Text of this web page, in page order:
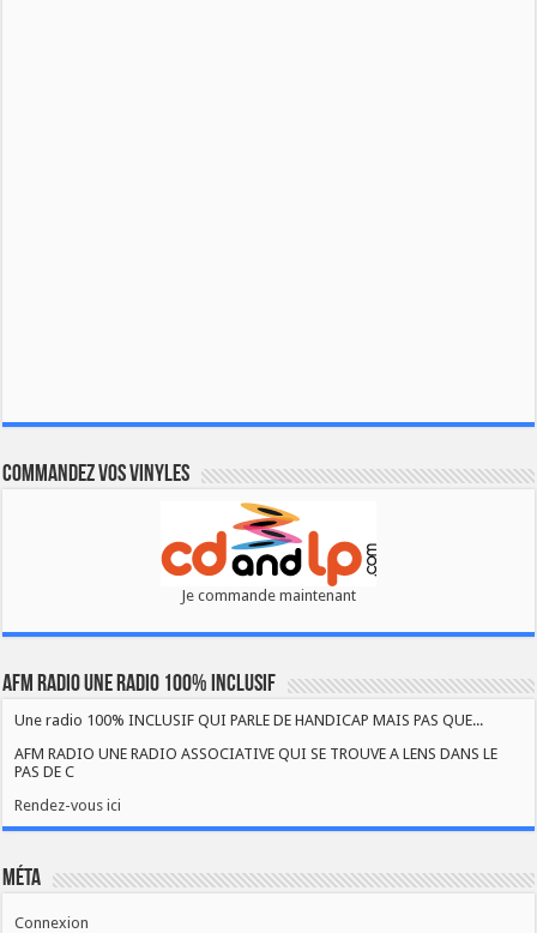
Commandez vos vinyles
Je commande maintenant
AFM RADIO UNE RADIO 100% INCLUSIF
Une radio 100% INCLUSIF QUI PARLE DE HANDICAP MAIS PAS QUE...
AFM RADIO UNE RADIO ASSOCIATIVE QUI SE TROUVE A LENS DANS LE
PAS DE C
Rendez-vous ici
Méta
Connexion